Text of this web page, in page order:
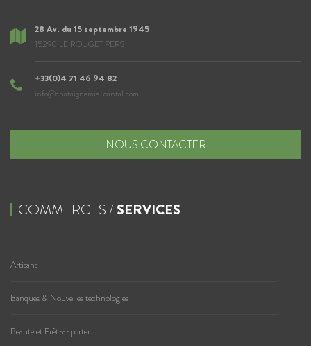
28 Av. du 15 septembre 1945
15290 LE ROUGET PERS
+33(0)4 71 46 94 82
info@chataigneraie-cantal.com
NOUS CONTACTER
COMMERCES / SERVICES
Artisans
Banques & Nouvelles technologies
Beauté et Prêt-à-porter